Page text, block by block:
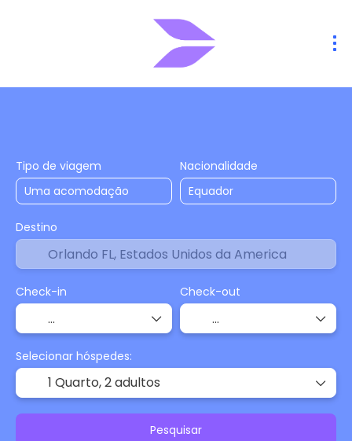
Tipo de viagem Nacionalidade
Destino
Check-in Check-out
Selecionar hóspedes:
1 Quarto,2 adultos
Pesquisar